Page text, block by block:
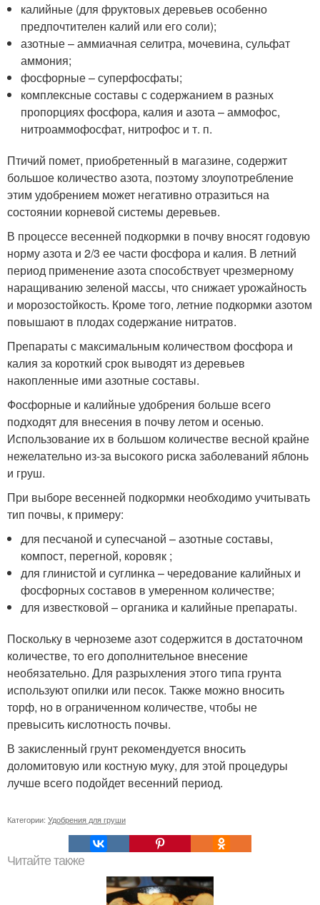
калийные (для фруктовых деревьев особенно
предпочтителен калий или его соли);
азотные – аммиачная селитра, мочевина, сульфат
аммония;
фосфорные – суперфосфаты;
комплексные составы с содержанием в разных
пропорциях фосфора, калия и азота – аммофос,
нитроаммофосфат, нитрофос и т. п.
Птичий помет, приобретенный в магазине, содержит
большое количество азота, поэтому злоупотребление
этим удобрением может негативно отразиться на
состоянии корневой системы деревьев.
В процессе весенней подкормки в почву вносят годовую
норму азота и 2/3 ее части фосфора и калия. В летний
период применение азота способствует чрезмерному
наращиванию зеленой массы, что снижает урожайность
и морозостойкость. Кроме того, летние подкормки азотом
повышают в плодах содержание нитратов.
Препараты с максимальным количеством фосфора и
калия за короткий срок выводят из деревьев
накопленные ими азотные составы.
Фосфорные и калийные удобрения больше всего
подходят для внесения в почву летом и осенью.
Использование их в большом количестве весной крайне
нежелательно из-за высокого риска заболеваний яблонь
и груш.
При выборе весенней подкормки необходимо учитывать
тип почвы, к примеру:
для песчаной и супесчаной – азотные составы,
компост, перегной, коровяк ;
для глинистой и суглинка – чередование калийных и
фосфорных составов в умеренном количестве;
для известковой – органика и калийные препараты.
Поскольку в черноземе азот содержится в достаточном
количестве, то его дополнительное внесение
необязательно. Для разрыхления этого типа грунта
используют опилки или песок. Также можно вносить
торф, но в ограниченном количестве, чтобы не
превысить кислотность почвы.
В закисленный грунт рекомендуется вносить
доломитовую или костную муку, для этой процедуры
лучше всего подойдет весенний период.
Категории: Удобрения для груши
Читайте также